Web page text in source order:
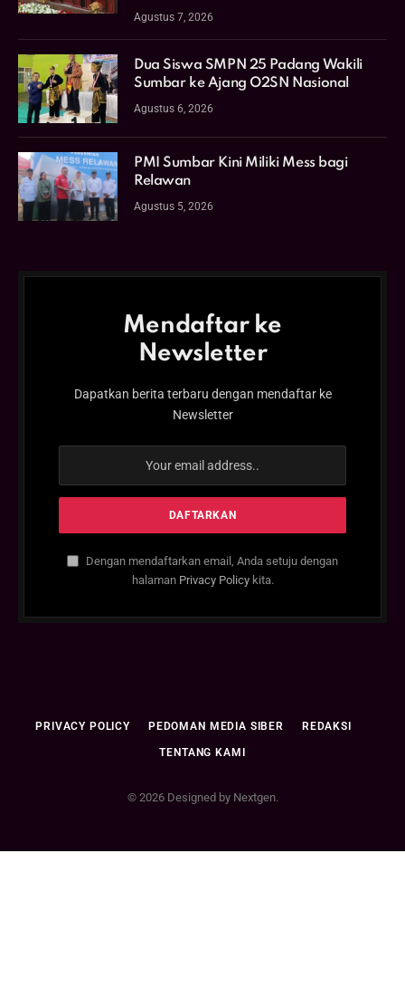
Agustus 7, 2026
Dua Siswa SMPN 25 Padang Wakili
Sumbar ke Ajang O2SN Nasional
Agustus 6, 2026
PMI Sumbar Kini Miliki Mess bagi
Relawan
Agustus 5, 2026
Mendaftar ke
Newsletter
Dapatkan berita terbaru dengan mendaftar ke
Newsletter
Dengan mendaftarkan email, Anda setuju dengan
halaman Privacy Policykita.
PRIVACY POLICY PEDOMAN MEDIA SIBER REDAKSI
TENTANG KAMI
© 2026 Designed by Nextgen.